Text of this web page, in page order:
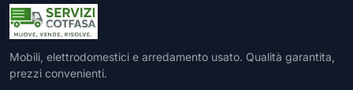
Mobili, elettrodomestici e arredamento usato. Qualità garantita,
prezzi convenienti.